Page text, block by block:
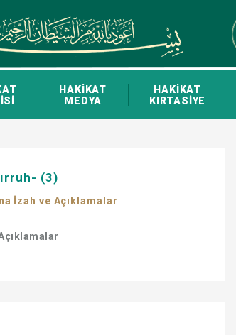
HAKİKAT
MEDYA
HAKİKAT
KIRTASİYE
(3)
İzah ve Açıklamalar